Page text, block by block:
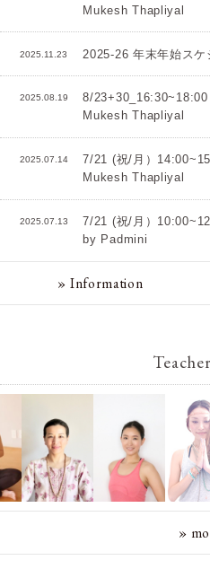
Mukesh Thapliyal
2025.11.23 2025-26 年末年始スケ
2025.08.19
8/
Mukesh Thapliyal
2025.07.14
7/21 (祝/月）
Mukesh Thapliyal
2025.07.13
7/21 (祝/月）
by Padmini
» Information
»